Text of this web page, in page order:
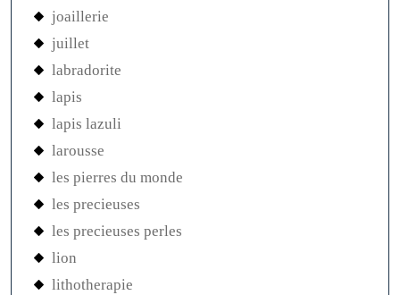
joaillerie
juillet
labradorite
lapis
lapis lazuli
larousse
les pierres du monde
les precieuses
les precieuses perles
lion
lithotherapie